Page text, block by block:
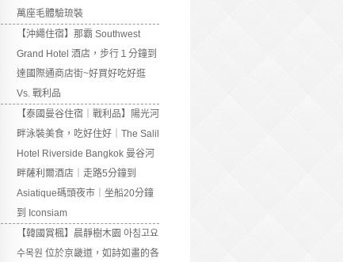
萬座毛體驗琉裝
【沖繩住宿】那霸 Southwest
Grand Hotel 酒店，步行１分鐘到
達國際通商店街~好買好吃好逛
Vs. 戰利品
【泰國曼谷住宿｜戰利品】陽光河
畔泳裝美食，吃好住好｜The Salil
Hotel Riverside Bangkok 曼谷河
畔薩利爾酒店｜走路5分鐘到
Asiatique碼頭夜市｜坐船20分鐘
到 Iconsiam
【韓國賞楓】晨靜樹木園 아침고요
수목원 位於京畿道，如詩如畫的各